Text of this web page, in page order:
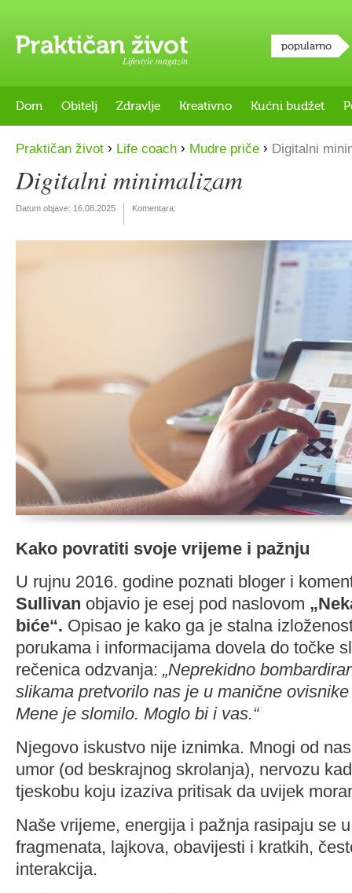
Lifestyle magazin
popularno
Dom Obitelj Zdravlje Kreativno Kućni budžet
Praktičan život › Life coach › Mudre priče › Digitalni
Digitalni minimalizam
Datum objave: 16.08.2025 Komentara:
Kako povratiti svoje vrijeme i pažnju
U rujnu 2016. godine poznati bloger i
Sullivan objavio je esej pod naslovom
biće“. Opisao je kako ga je stalna
porukama i informacijama dovela do točke
rečenica odzvanja: „Neprekidno
slikama pretvorilo nas je u manične
Mene je slomilo. Moglo bi i vas.“
Njegovo iskustvo nije iznimka. Mnogi od
umor (od beskrajnog skrolanja), nervozu
tjeskobu koju izaziva pritisak da uvijek
Naše vrijeme, energija i pažnja rasipaju se
fragmenata, lajkova, obavijesti i kratkih,
interakcija.